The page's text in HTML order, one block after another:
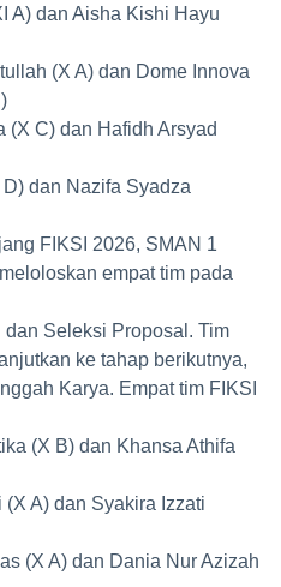
A) dan Aisha Kishi Hayu
(X A) dan Dome Innova
(X C) dan Hafidh Arsyad
dan Nazifa Syadza
FIKSI 2026, SMAN 1
empat tim pada
Seleksi Proposal. Tim
ke tahap berikutnya,
Karya. Empat tim FIKSI
(X B) dan Khansa Athifa
A) dan Syakira Izzati
(X A) dan Dania Nur Azizah